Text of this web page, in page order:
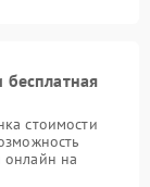
стоимости
онлайн на